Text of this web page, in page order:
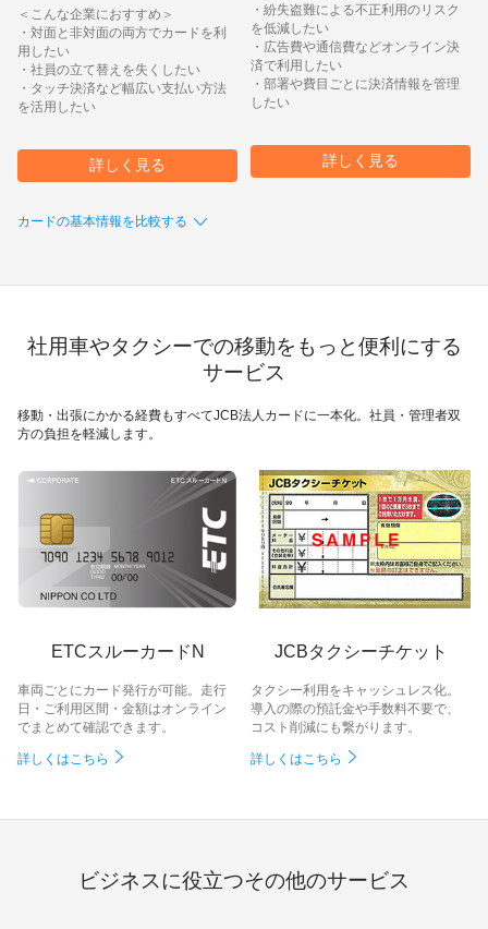
＜こんな企業におすすめ＞
・対面と非対面の両方でカードを利
用したい
・社員の立て替えを失くしたい
・タッチ決済など幅広い支払い方法
を活用したい
詳しく見る
・紛失盗難による不正利用のリスク
を低減したい
・広告費や通信費などオンライン決
済で利用したい
・部署や費目ごとに決済情報を管理
したい
詳しく見る
カードの基本情報を比較する
社用車やタクシーでの移動をもっと便利にする
サービス
移動・出張にかかる経費もすべてJCB法人カードに一本化。社員・管理者双
方の負担を軽減します。
ETCスルーカードN
車両ごとにカード発行が可能。走行
日・ご利用区間・金額はオンライン
でまとめて確認できます。
詳しくはこちら
JCBタクシーチケット
タクシー利用をキャッシュレス化。
導入の際の預託金や手数料不要で、
コスト削減にも繋がります。
詳しくはこちら
ビジネスに役立つその他のサービス